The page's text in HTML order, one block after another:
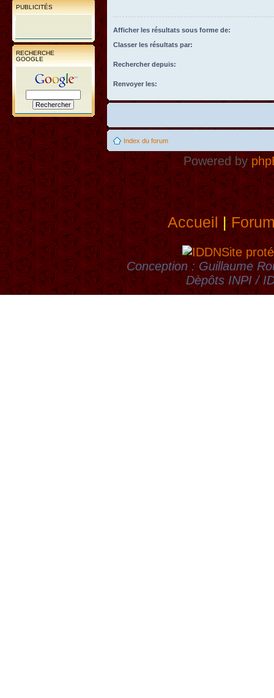
PUBLICITÉS
RECHERCHE
GOOGLE
Afficher les résultats sous forme de:
Classer les résultats par:
Rechercher depuis:
Renvoyer les:
Index du forum
Powered by
Accueil|
Site
Conception : Guillaume
Dèpôts INPI /